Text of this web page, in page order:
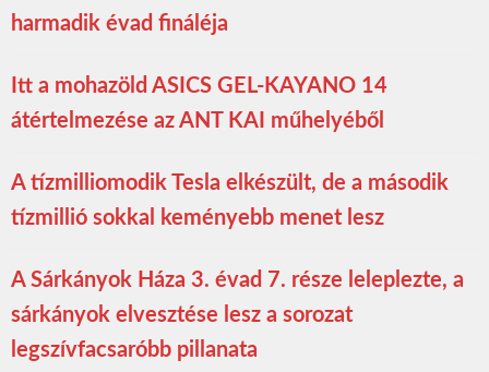
harmadik évad fináléja
Itt a mohazöld ASICS GEL-KAYANO 14
átértelmezése az ANT KAI műhelyéből
A tízmilliomodik Tesla elkészült, de a második
tízmillió sokkal keményebb menet lesz
A Sárkányok Háza 3. évad 7. része leleplezte, a
sárkányok elvesztése lesz a sorozat
legszívfacsaróbb pillanata